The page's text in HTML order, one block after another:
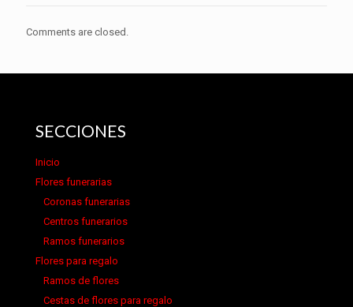
Comments are closed.
SECCIONES
Inicio
Flores funerarias
Coronas funerarias
Centros funerarios
Ramos funerarios
Flores para regalo
Ramos de flores
Cestas de flores para regalo